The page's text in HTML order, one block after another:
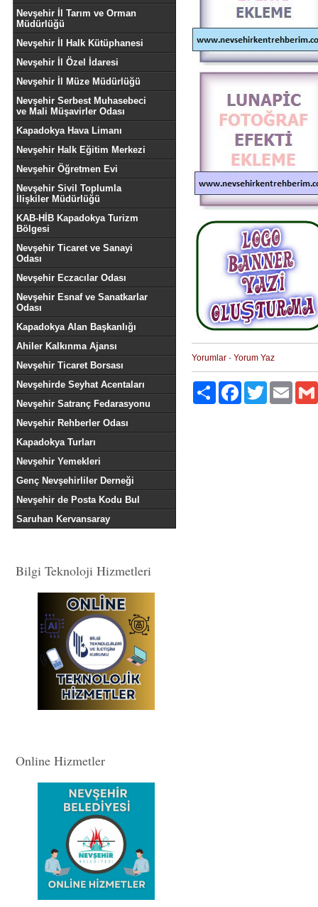
Nevşehir İl Tarım ve Orman
Müdürlüğü
Nevşehir İl Halk Kütüphanesi
Nevşehir İl Özel İdaresi
Nevşehir İl Müze Müdürlüğü
Nevşehir Serbest Muhasebeci
ve Mali Müşavirler Odası
Kapadokya Hava Limanı
Nevşehir Halk Eğitim Merkezi
Nevşehir Öğretmen Evi
Nevşehir Sivil Toplumla
İlişkiler Müdürlüğü
KAB-HİB Kapadokya Turizm
Bölgesi
Nevşehir Ticaret ve Sanayi
Odası
Nevşehir Eczacılar Odası
Nevşehir Esnaf ve Sanatkarlar
Odası
Kapadokya Alan Başkanlığı
Ahiler Kalkınma Ajansı
Nevşehir Ticaret Borsası
Nevşehirde Seyhat Acentaları
Nevşehir Satranç Fedarasyonu
Nevşehir Rehberler Odası
Kapadokya Turları
Nevşehir Yemekleri
Genç Nevşehirliler Derneği
Nevşehir de Posta Kodu Bul
Saruhan Kervansaray
Bilgi Teknoloji Hizmetleri
Online Hizmetler
Yorumlar - Yorum Yaz
Paylaş FacebookTwitter Email